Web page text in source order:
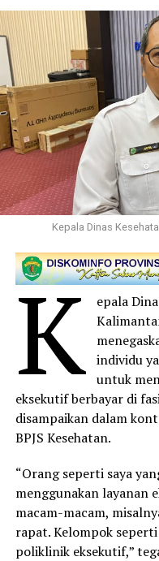
Kepala Dinas
K
epala
individu
untuk
eksekutif berbayar di
disampaikan dalam
BPJS Kesehatan.
“Orang seperti saya
menggunakan layanan
macam-macam,
rapat. Kelompok
poliklinik eksekutif,”